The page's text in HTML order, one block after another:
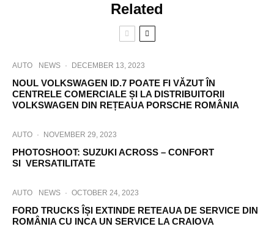
Related
AUTO NEWS · DECEMBER 13, 2023
NOUL VOLKSWAGEN ID.7 POATE FI VĂZUT ÎN
CENTRELE COMERCIALE ȘI LA DISTRIBUITORII
VOLKSWAGEN DIN REȚEAUA PORSCHE ROMÂNIA
AUTO · NOVEMBER 29, 2023
PHOTOSHOOT: SUZUKI ACROSS – CONFORT
SI VERSATILITATE
AUTO NEWS · OCTOBER 24, 2023
FORD TRUCKS ÎȘI EXTINDE RETEAUA DE SERVICE DIN
ROMÂNIA CU INCA UN SERVICE LA CRAIOVA